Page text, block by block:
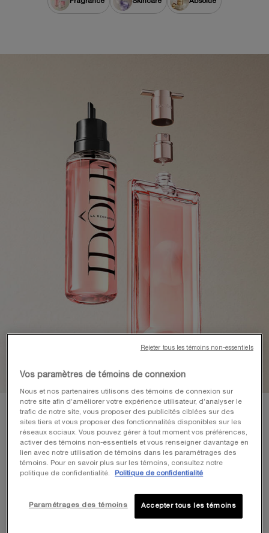
PARFUMS
Le plaisir de vos parfums Lancôme préférés, dans le
respect de la planète grâce à nos recharges.
Vos paramètres de témoins de connexion
Nous et nos partenaires utilisons des témoins de connexion sur
notre site afin d’améliorer votre expérience utilisateur, d’analyser le
trafic de notre site, vous proposer des publicités ciblées sur des
sites tiers et vous proposer des fonctionnalités disponibles sur les
réseaux sociaux. Vous pouvez gérer à tout moment vos préférences,
activer des témoins non-essentiels et vous renseigner davantage en
lien avec notre utilisation de témoins dans les paramétrages des
témoins. Pour en savoir plus sur les témoins, consultez notre
politique de confidentialité.
Politique de confidentialité
Accepter tous les témoins
Paramétrages des témoins
Rejeter tous les témoins non-essentiels